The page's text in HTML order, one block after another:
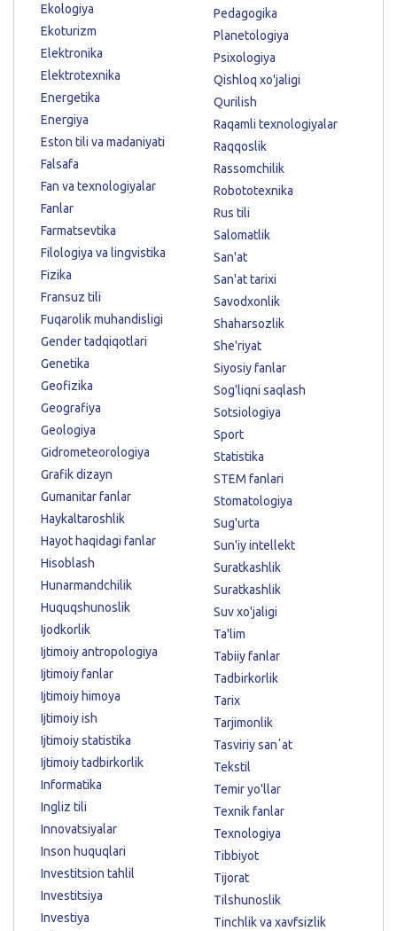
Ekologiya
Ekoturizm
Elektronika
Elektrotexnika
Energetika
Energiya
Eston tili va madaniyati
Falsafa
Fan va texnologiyalar
Fanlar
Farmatsevtika
Filologiya va lingvistika
Fizika
Fransuz tili
Fuqarolik muhandisligi
Gender tadqiqotlari
Genetika
Geofizika
Geografiya
Geologiya
Gidrometeorologiya
Grafik dizayn
Gumanitar fanlar
Haykaltaroshlik
Hayot haqidagi fanlar
Hisoblash
Hunarmandchilik
Huquqshunoslik
Ijodkorlik
Ijtimoiy antropologiya
Ijtimoiy fanlar
Ijtimoiy himoya
Ijtimoiy ish
Ijtimoiy statistika
Ijtimoiy tadbirkorlik
Informatika
Ingliz tili
Innovatsiyalar
Inson huquqlari
Investitsion tahlil
Investitsiya
Investiya
Pedagogika
Planetologiya
Psixologiya
Qishloq xo'jaligi
Qurilish
Raqamli texnologiyalar
Raqqoslik
Rassomchilik
Robototexnika
Rus tili
Salomatlik
San'at
San'at tarixi
Savodxonlik
Shaharsozlik
She'riyat
Siyosiy fanlar
Sog'liqni saqlash
Sotsiologiya
Sport
Statistika
STEM fanlari
Stomatologiya
Sug'urta
Sun'iy intellekt
Suratkashlik
Suratkashlik
Suv xo'jaligi
Ta'lim
Tabiiy fanlar
Tadbirkorlik
Tarix
Tarjimonlik
Tasviriy sanʼat
Tekstil
Temir yo'llar
Texnik fanlar
Texnologiya
Tibbiyot
Tijorat
Tilshunoslik
Tinchlik va xavfsizlik